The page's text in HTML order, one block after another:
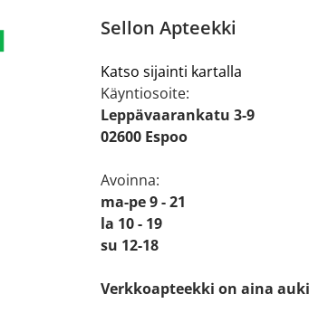
Sellon Apteekki
Katso sijainti kartalla
Käyntiosoite:
Leppävaarankatu 3-9
02600 Espoo
Avoinna:
ma-pe 9 - 21
la 10 - 19
su 12-18
Verkkoapteekki on aina